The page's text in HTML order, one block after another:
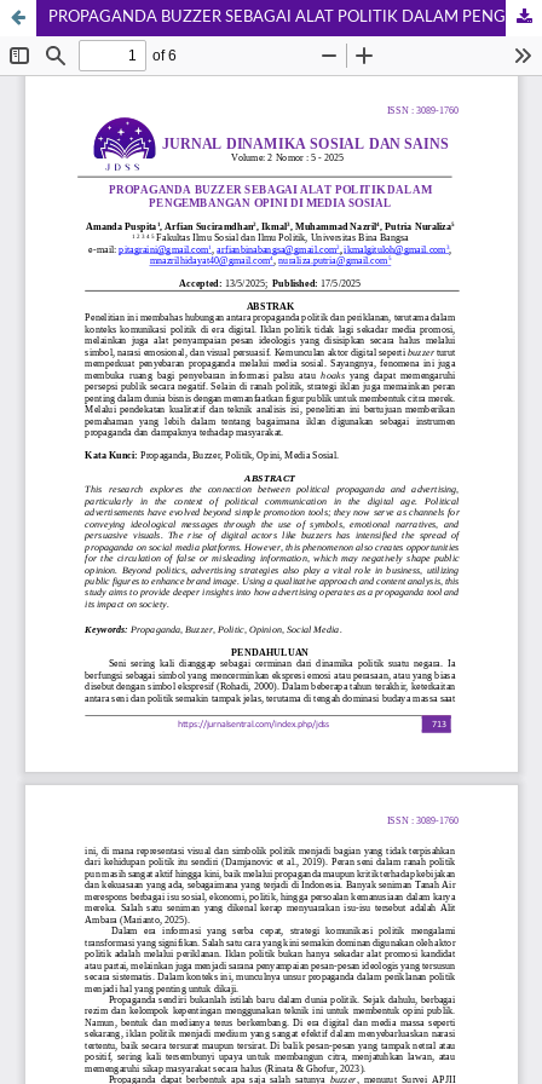
PROPAGANDA BUZZER SEBAGAI ALAT POLITIK DALAM PENGEMBANGAN OPINI DI MEDIA SOSIAL